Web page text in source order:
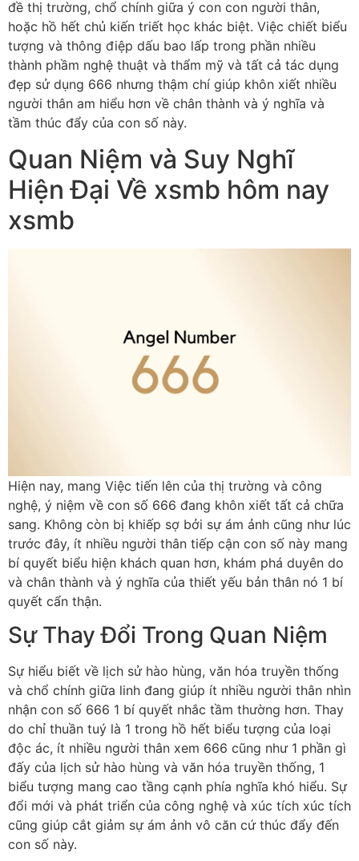
đề thị trường, chổ chính giữa ý con con người thân,
hoặc hồ hết chủ kiến triết học khác biệt. Việc chiết biểu
tượng và thông điệp dấu bao lấp trong phần nhiều
thành phầm nghệ thuật và thẩm mỹ và tất cả tác dụng
đẹp sử dụng 666 nhưng thậm chí giúp khôn xiết nhiều
người thân am hiểu hơn về chân thành và ý nghĩa và
tầm thúc đẩy của con số này.
Quan Niệm và Suy Nghĩ
Hiện Đại Về xsmb hôm nay
xsmb
Hiện nay, mang Việc tiến lên của thị trường và công
nghệ, ý niệm về con số 666 đang khôn xiết tất cả chữa
sang. Không còn bị khiếp sợ bởi sự ám ảnh cũng như lúc
trước đây, ít nhiều người thân tiếp cận con số này mang
bí quyết biểu hiện khách quan hơn, khám phá duyên do
và chân thành và ý nghĩa của thiết yếu bản thân nó 1 bí
quyết cẩn thận.
Sự Thay Đổi Trong Quan Niệm
Sự hiểu biết về lịch sử hào hùng, văn hóa truyền thống
và chổ chính giữa linh đang giúp ít nhiều người thân nhìn
nhận con số 666 1 bí quyết nhắc tầm thường hơn. Thay
do chỉ thuần tuý là 1 trong hồ hết biểu tượng của loại
độc ác, ít nhiều người thân xem 666 cũng như 1 phần gì
đấy của lịch sử hào hùng và văn hóa truyền thống, 1
biểu tượng mang cao tầng cạnh phía nghĩa khó hiểu. Sự
đổi mới và phát triển của công nghệ và xúc tích xúc tích
cũng giúp cắt giảm sự ám ảnh vô căn cứ thúc đẩy đến
con số này.